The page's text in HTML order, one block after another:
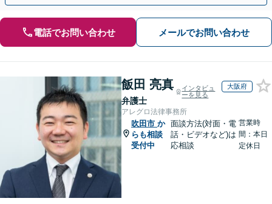
電話でお問い合わせ メールでお問い合わせ
飯田 亮真
弁護士
インタビュ
ーを見る
大阪府
アレグロ法律事務所
吹田市 か
らも相談
受付中
面談方法(対面・電
話・ビデオなど)は
応相談
営業時
間：本日
定休日